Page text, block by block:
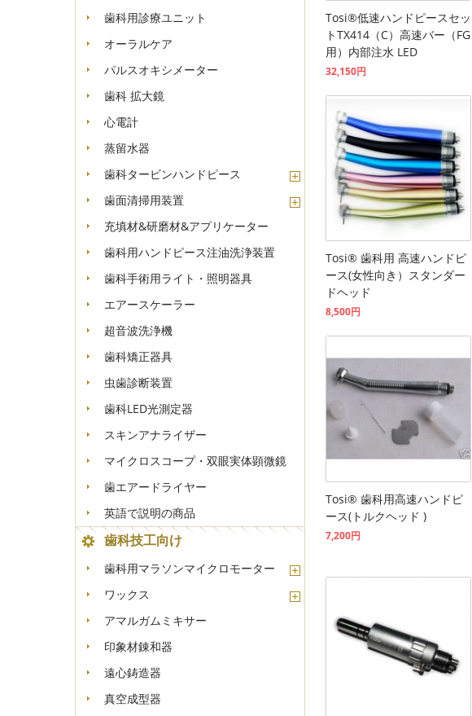
Tosi®低速ハンドピースセッ
トTX414（C）高速バー（FG
用）内部注水 LED
32,150円
Tosi® 歯科用 高速ハンドピ
ース(女性向き）スタンダー
ドヘッド
8,500円
Tosi® 歯科用高速ハンドピ
ース(トルクヘッド )
7,200円
歯科用診療ユニット
オーラルケア
パルスオキシメーター
歯科 拡大鏡
心電計
蒸留水器
歯科タービンハンドピース
歯面清掃用装置
充填材&研磨材&アプリケーター
歯科用ハンドピース注油洗浄装置
歯科手術用ライト・照明器具
エアースケーラー
超音波洗浄機
歯科矯正器具
虫歯診断装置
歯科LED光測定器
スキンアナライザー
マイクロスコープ・双眼実体顕微鏡
歯エアードライヤー
英語で説明の商品
歯科技工向け
歯科用マラソンマイクロモーター
ワックス
アマルガムミキサー
印象材錬和器
遠心鋳造器
真空成型器